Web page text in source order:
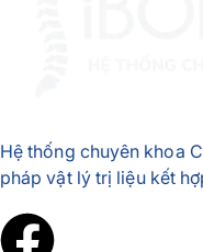
Hệ thống chuyên khoa
pháp vật lý trị liệu kết